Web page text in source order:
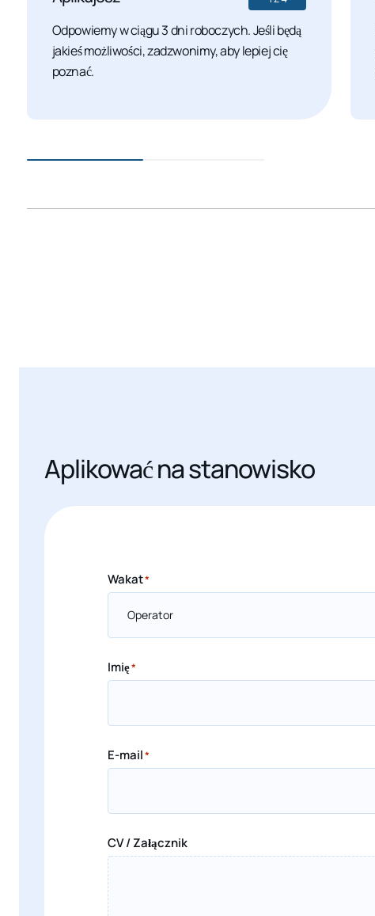
Odpowiemy w ciągu 3 dni roboczych. Jeśli będą
jakieś możliwości, zadzwonimy, aby lepiej cię
poznać.
Aplikować na stanowisko
Wakat*
Imię*
E-mail*
CV / Załącznik